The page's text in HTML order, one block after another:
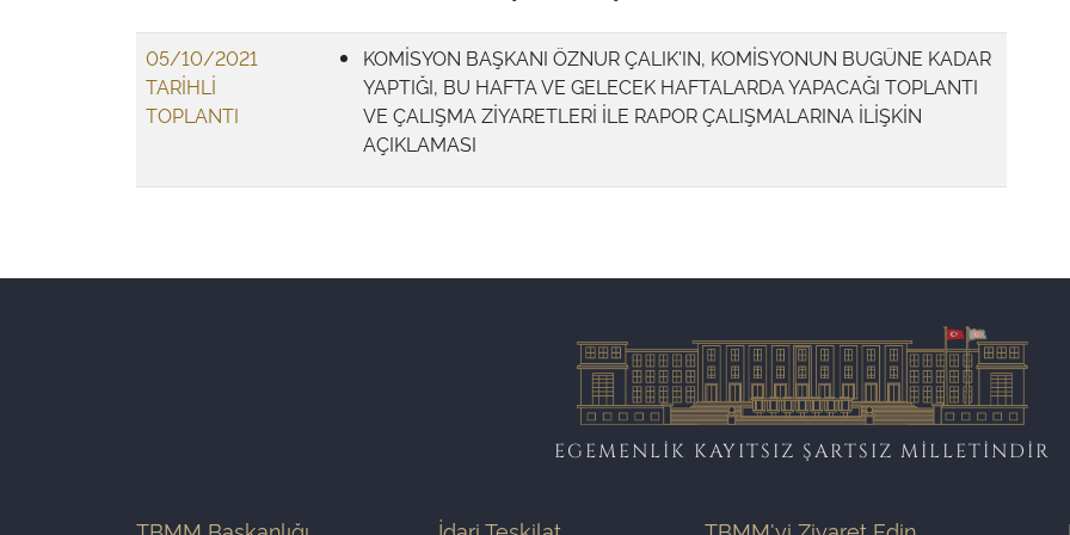
05/10/2021
TARİHLİ
TOPLANTI
KOMİSYON BAŞKANI ÖZNUR ÇALIK'IN, KOMİSYONUN BUGÜNE KADAR
YAPTIĞI, BU HAFTA VE GELECEK HAFTALARDA YAPACAĞI TOPLANTI
VE ÇALIŞMA ZİYARETLERİ İLE RAPOR ÇALIŞMALARINA İLİŞKİN
AÇIKLAMASI
EGEMENLİK KAYITSIZ ŞARTSIZ MİLLETİNDİR